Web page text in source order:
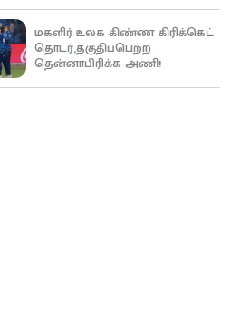
மகளிர் உலக கிண்ண கிரிக்கெட்
தொடர்,தகுதிப்பெற்ற
தென்னாபிரிக்க அணி!